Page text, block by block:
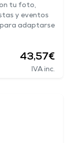
tu foto,
y eventos
para adaptarse
43,57€
IVA inc.